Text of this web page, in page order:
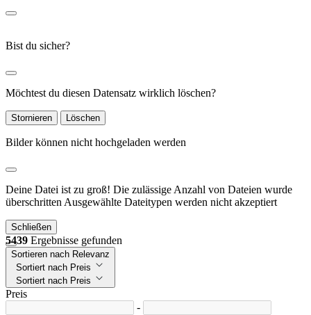
Bist du sicher?
Möchtest du diesen Datensatz wirklich löschen?
Stornieren Löschen
Bilder können nicht hochgeladen werden
Deine Datei ist zu groß! Die zulässige Anzahl von Dateien wurde
überschritten Ausgewählte Dateitypen werden nicht akzeptiert
Schließen
5439 Ergebnisse gefunden
Sortieren nach Relevanz
Sortiert nach Preis
Sortiert nach Preis
Preis
-